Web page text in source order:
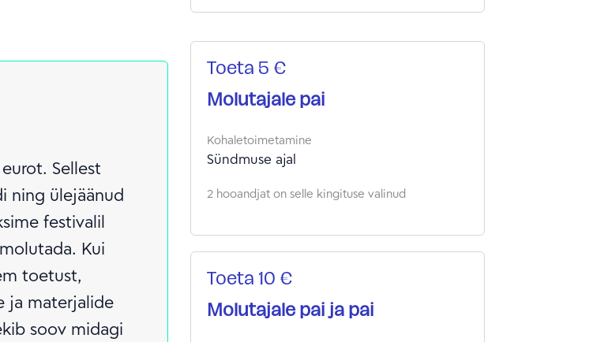
Sellest
ning ülejäänud
festivalil
Kui
toetust,
ja materjalide
soov midagi
meie tegevustes osalevad inimesed ka
mujalt Eestist ja välismaalt. Meie eesmärk
on luua avatud ja inspireeriv keskkond,
kus kohtuvad traditsioonid, kaasaegne
Toeta 5 €
Molutajale pai
Kohaletoimetamine
Sündmuse ajal
2 hooandjat on selle kingituse valinud
Toeta 10 €
Molutajale pai ja pai